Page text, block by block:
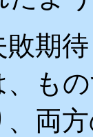
期
も
両